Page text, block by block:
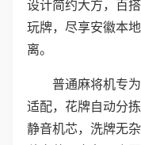
设计简约大方，百
玩牌，尽享安徽本
离。
普通麻将机专
适配，花牌自动分
静音机芯，洗牌无